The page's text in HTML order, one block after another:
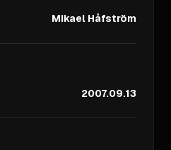
Mikael Håfström
2007.09.13